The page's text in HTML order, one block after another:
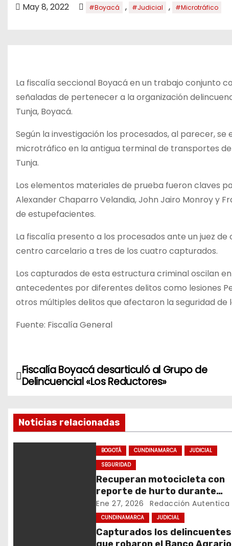
May 8, 2022 #Boyacá , #Judicial , #Microtráfico
La fiscalía seccional Boyacá en un trabajo conjunto
señaladas de pertenecer a la organización
Tunja, Boyacá.
Según la investigación los procesados, al parecer,
microtráfico en la antigua terminal de transportes de
Tunja.
Los elementos materiales de prueba fueron claves
Alexander Chaparro Velandia, John Jairo Monroy y
de estupefacientes.
La fiscalía presento a los procesados ante un juez
centro carcelario a tres de los cuatro capturados.
Los capturados de esta estructura criminal oscilan
antecedentes por diferentes delitos como lesiones
otros múltiples delitos que afectaron la seguridad de
Fuente: Fiscalía General
N
v
e
Fiscalía Boyacá desarticuló al Grupo de
Delincuencial «Los Reductores»
Noticias relacionadas
BOGOTÁ CUNDINAMARCA
JUDICIAL
SEGURIDAD
Recuperan motocicleta con
reporte de hurto durante
operativo de seguridad en
Rafael Uribe Uribe
Ene 27, 2026 Redacción Autentica
CUNDINAMARCA JUDICIAL
Capturados los delincuentes